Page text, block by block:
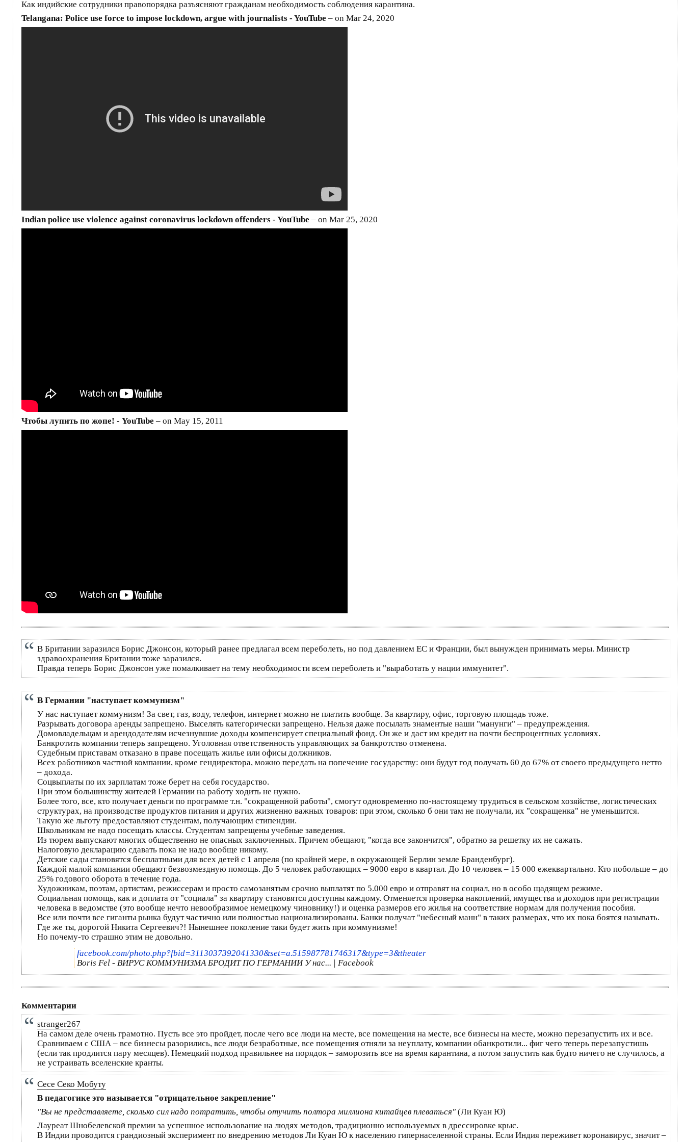
Как индийские сотрудники правопорядка разъясняют гражданам необходимость соблюдения карантина.
Telangana: Police use force to impose lockdown, argue with journalists - YouTube – on Mar 24, 2020
Indian police use violence against coronavirus lockdown offenders - YouTube – on Mar 25, 2020
Чтобы лупить по жопе! - YouTube – on May 15, 2011
В Британии заразился Борис Джонсон, который ранее предлагал всем переболеть, но под давлением ЕС и Франции, был вынужден принимать меры. Министр
здравоохранения Британии тоже заразился.
Правда теперь Борис Джонсон уже помалкивает на тему необходимости всем переболеть и "выработать у нации иммунитет".
В Германии "наступает коммунизм"
У нас наступает коммунизм! За свет, газ, воду, телефон, интернет можно не платить вообще. За квартиру, офис, торговую площадь тоже.
Разрывать договора аренды запрещено. Выселять категорически запрещено. Нельзя даже посылать знаментые наши "манунги" – предупреждения.
Домовладельцам и арендодателям исчезнувшие доходы компенсирует специальный фонд. Он же и даст им кредит на почти беспроцентных условиях.
Банкротить компании теперь запрещено. Уголовная ответственность управляющих за банкротство отменена.
Судебным приставам отказано в праве посещать жилье или офисы должников.
Всех работников частной компании, кроме гендиректора, можно передать на попечение государству: они будут год получать 60 до 67% от своего предыдущего нетто
– дохода.
Соцвыплаты по их зарплатам тоже берет на себя государство.
При этом большинству жителей Германии на работу ходить не нужно.
Более того, все, кто получает деньги по программе т.н. "сокращенной работы", смогут одновременно по-настоящему трудиться в сельском хозяйстве, логистических
структурах, на производстве продуктов питания и других жизненно важных товаров: при этом, сколько б они там не получали, их "сокращенка" не уменьшится.
Такую же льготу предоставляют студентам, получающим стипендии.
Школьникам не надо посещать классы. Студентам запрещены учебные заведения.
Из тюрем выпускают многих общественно не опасных заключенных. Причем обещают, "когда все закончится", обратно за решетку их не сажать.
Налоговую декларацию сдавать пока не надо вообще никому.
Детские сады становятся бесплатными для всех детей с 1 апреля (по крайней мере, в окружающей Берлин земле Бранденбург).
Каждой малой компании обещают безвозмездную помощь. До 5 человек работающих – 9000 евро в квартал. До 10 человек – 15 000 ежеквартально. Кто побольше – до
25% годового оборота в течение года.
Художникам, поэтам, артистам, режиссерам и просто самозанятым срочно выплатят по 5.000 евро и отправят на социал, но в особо щадящем режиме.
Социальная помощь, как и доплата от "социала" за квартиру становятся доступны каждому. Отменяется проверка накоплений, имущества и доходов при регистрации
человека в ведомстве (это вообще нечто невообразимое немецкому чиновнику!) и оценка размеров его жилья на соответствие нормам для получения пособия.
Все или почти все гиганты рынка будут частично или полностью национализированы. Банки получат "небесный манн" в таких размерах, что их пока боятся называть.
Где же ты, дорогой Никита Сергеевич?! Нынешнее поколение таки будет жить при коммунизме!
Но почему-то страшно этим не довольно.
facebook.com/photo.php?fbid=3113037392041330&set=a.515987781746317&type=3&theater
Boris Fel - ВИРУС КОММУНИЗМА БРОДИТ ПО ГЕРМАНИИ У нас... | Facebook
Комментарии
stranger267
На самом деле очень грамотно. Пусть все это пройдет, после чего все люди на месте, все помещения на месте, все бизнесы на месте, можно перезапустить их и все.
Сравниваем с США – все бизнесы разорились, все люди безработные, все помещения отняли за неуплату, компании обанкротили... фиг чего теперь перезапустишь
(если так продлится пару месяцев). Немецкий подход правильнее на порядок – заморозить все на время карантина, а потом запустить как будто ничего не случилось, а
не устраивать вселенские кранты.
Сесе Секо Мобуту
В педагогике это называется "отрицательное закрепление"
"Вы не представляете, сколько сил надо потратить, чтобы отучить полтора миллиона китайцев плеваться" (Ли Куан Ю)
Лауреат Шнобелевской премии за успешное использование на людях методов, традиционно используемых в дрессировке крыс.
В Индии проводится грандиозный эксперимент по внедрению методов Ли Куан Ю к населению гипернаселенной страны. Если Индия переживет коронавирус, значит –